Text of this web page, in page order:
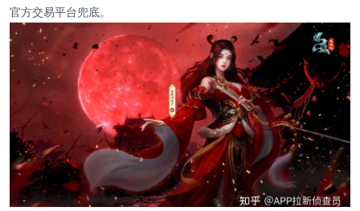
官方交易平台兜底。